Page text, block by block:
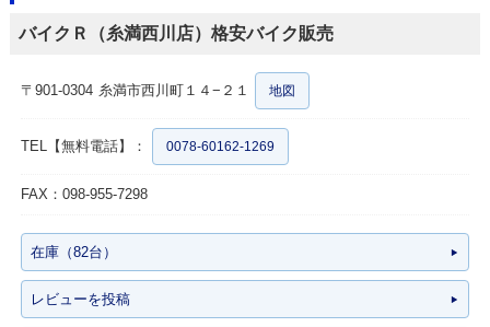
バイクＲ（糸満西川店）格安バイク販売
〒901-0304 糸満市西川町１４−２１ 地図
TEL【無料電話】： 0078-60162-1269
FAX：098-955-7298
在庫（82台）
レビューを投稿